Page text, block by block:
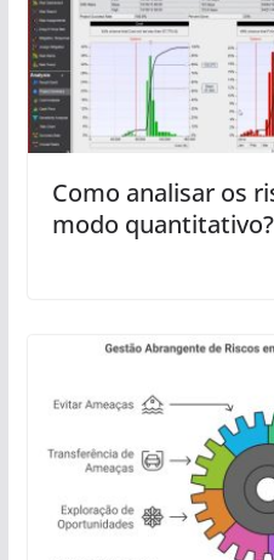
Como analisar os
modo quantitativo?